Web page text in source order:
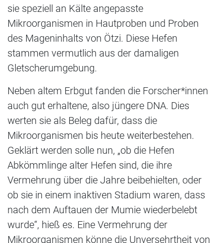
sie speziell an Kälte angepasste
Mikroorganismen in Hautproben und Proben
des Mageninhalts von Ötzi. Diese Hefen
stammen vermutlich aus der damaligen
Gletscherumgebung.
Neben altem Erbgut fanden die Forscher*innen
auch gut erhaltene, also jüngere DNA. Dies
werten sie als Beleg dafür, dass die
Mikroorganismen bis heute weiterbestehen.
Geklärt werden solle nun, „ob die Hefen
Abkömmlinge alter Hefen sind, die ihre
Vermehrung über die Jahre beibehielten, oder
ob sie in einem inaktiven Stadium waren, dass
nach dem Auftauen der Mumie wiederbelebt
wurde“, hieß es. Eine Vermehrung der
Mikroorganismen könne die Unversehrtheit von